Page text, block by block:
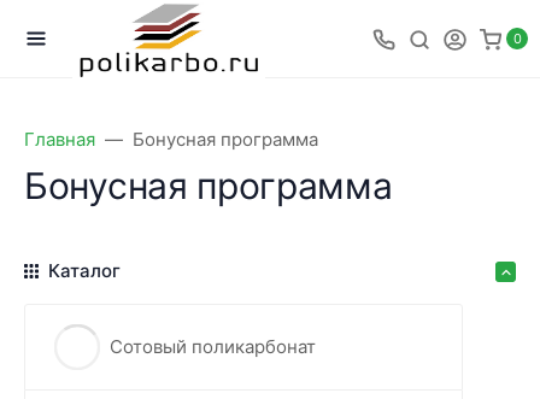
0
Главная Бонусная программа
Бонусная программа
Каталог
Сотовый поликарбонат